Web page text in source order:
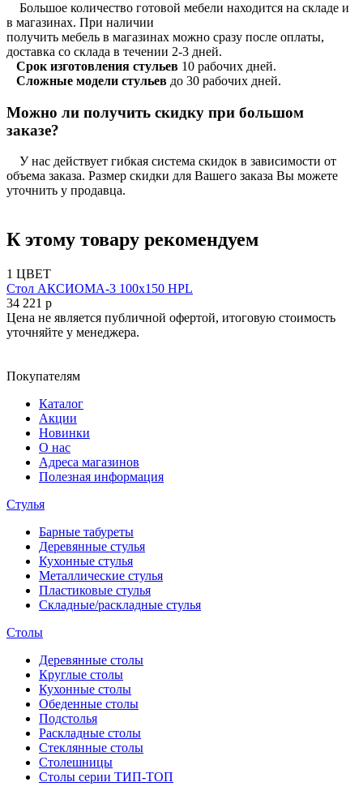
Большое количество готовой мебели находится на складе и
в магазинах. При наличии
получить мебель в магазинах можно сразу после оплаты,
доставка со склада в течении 2-3 дней.
Срок изготовления стульев 10 рабочих дней.
Сложные модели стульев до 30 рабочих дней.
Можно ли получить скидку при большом
заказе?
У нас действует гибкая система скидок в зависимости от
объема заказа. Размер скидки для Вашего заказа Вы можете
уточнить у продавца.
К этому товару рекомендуем
1 ЦВЕТ
Cтол АКСИОМА-3 100х150 HPL
34 221 р
Цена не является публичной офертой, итоговую стоимость
уточняйте у менеджера.
Покупателям
Каталог
Акции
Новинки
О нас
Адреса магазинов
Полезная информация
Стулья
Барные табуреты
Деревянные стулья
Кухонные стулья
Металлические стулья
Пластиковые стулья
Складные/раскладные стулья
Столы
Деревянные столы
Круглые столы
Кухонные столы
Обеденные столы
Подстолья
Раскладные столы
Стеклянные столы
Столешницы
Столы серии ТИП-ТОП